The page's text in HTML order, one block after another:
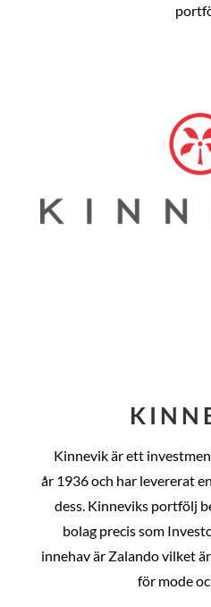
Kinnevik är ett
år 1936 och har levererat
dess. Kinneviks portfölj
bolag precis som
innehav är Zalando vilket
för mode